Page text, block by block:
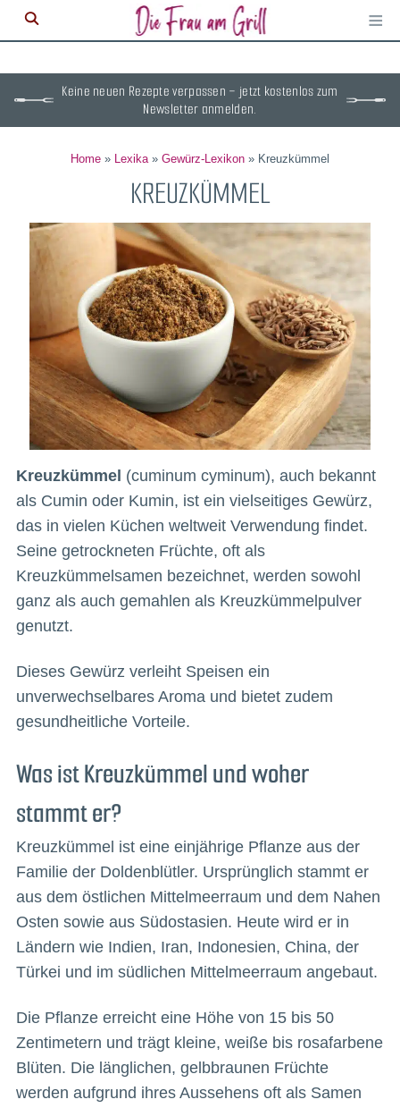
≡
Keine neuen Rezepte verpassen – jetzt kostenlos zum
Newsletter anmelden.
Home » Lexika » Gewürz-Lexikon » Kreuzkümmel
KREUZKÜMMEL
Kreuzkümmel (cuminum cyminum), auch bekannt
als Cumin oder Kumin, ist ein vielseitiges Gewürz,
das in vielen Küchen weltweit Verwendung findet.
Seine getrockneten Früchte, oft als
Kreuzkümmelsamen bezeichnet, werden sowohl
ganz als auch gemahlen als Kreuzkümmelpulver
genutzt.
Dieses Gewürz verleiht Speisen ein
unverwechselbares Aroma und bietet zudem
gesundheitliche Vorteile.
Was ist Kreuzkümmel und woher
stammt er?
Kreuzkümmel ist eine einjährige Pflanze aus der
Familie der Doldenblütler. Ursprünglich stammt er
aus dem östlichen Mittelmeerraum und dem Nahen
Osten sowie aus Südostasien. Heute wird er in
Ländern wie Indien, Iran, Indonesien, China, der
Türkei und im südlichen Mittelmeerraum angebaut.
Die Pflanze erreicht eine Höhe von 15 bis 50
Zentimetern und trägt kleine, weiße bis rosafarbene
Blüten. Die länglichen, gelbbraunen Früchte
werden aufgrund ihres Aussehens oft als Samen